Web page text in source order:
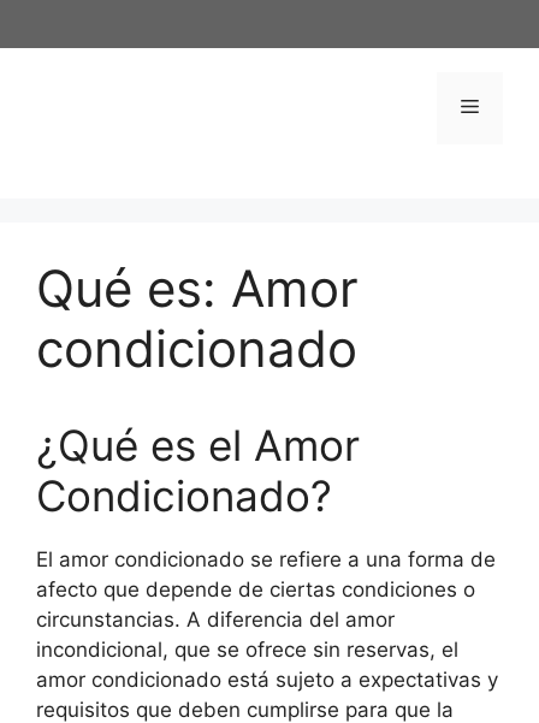
al
Menú
Qué es: Amor
condicionado
¿Qué es el Amor
Condicionado?
El amor condicionado se refiere a una forma de
afecto que depende de ciertas condiciones o
circunstancias. A diferencia del amor
incondicional, que se ofrece sin reservas, el
amor condicionado está sujeto a expectativas y
requisitos que deben cumplirse para que la